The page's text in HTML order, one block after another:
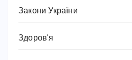
Закони України
Здоров'я